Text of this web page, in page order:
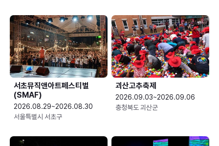
서초뮤직앤아트페스티벌
(SMAF)
2026.08.29~2026.08.30
서울특별시 서초구
괴산고추축제
2026.09.03~2026.09.06
충청북도 괴산군